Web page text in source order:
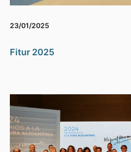
23/01/2025
Fitur 2025